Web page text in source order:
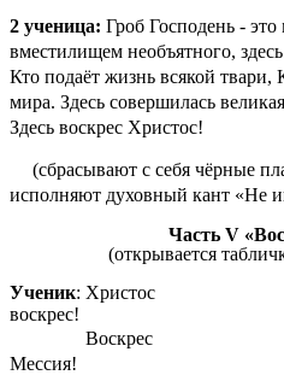
2 ученица: Гроб Господень -
вместилищем необъятного,
Кто подаёт жизнь всякой твари,
мира. Здесь совершилась
Здесь воскрес Христос!
(сбрасывают с себя чёрные
исполняют духовный кант «Не
Часть V
(открывается
Ученик: Христос
воскрес!
Воскрес
Мессия!